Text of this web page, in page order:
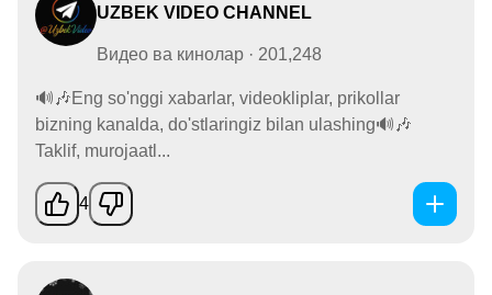
UZBEK VIDEO CHANNEL
Видео ва кинолар · 201,248
🔊🎶Eng so'nggi xabarlar, videokliplar, prikollar
bizning kanalda, do'stlaringiz bilan ulashing🔊🎶
Taklif, murojaatl...
4